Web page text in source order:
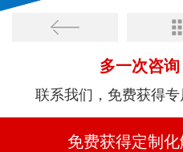
多一次咨
联系我们，免费获得
免费获得定制